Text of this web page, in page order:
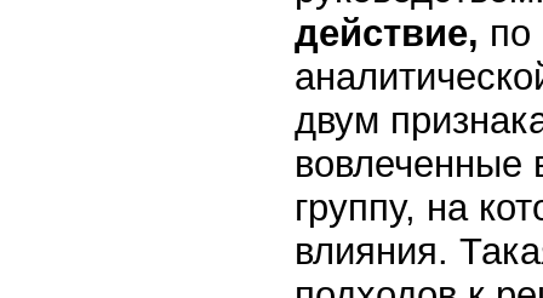
действие, по
двум
вовлеченные
группу, на
влияния.